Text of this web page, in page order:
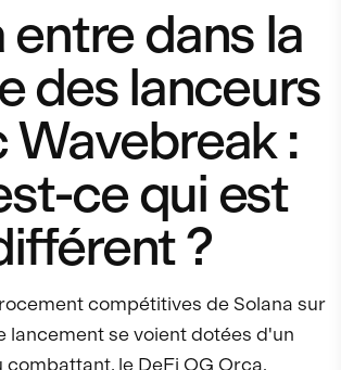
entre dans la
des lanceurs
Wavebreak :
ce qui est
?
compétitives de Solana sur
lancement se voient dotées d'un
combattant, le DeFi OG Orca.